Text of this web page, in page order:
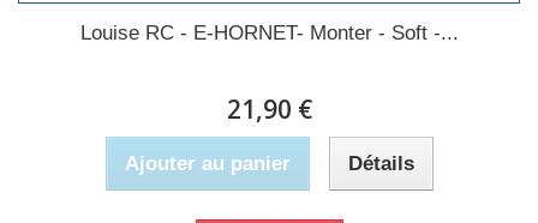
Louise RC - E-HORNET- Monter - Soft -...
21,90 €
Ajouter au panier Détails